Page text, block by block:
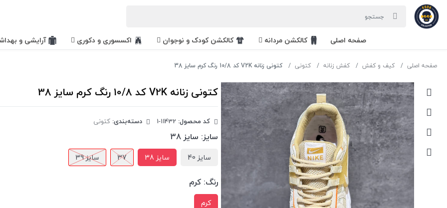
صفحه اصلی کالکشن مردانه کالکشن کودک و نوجوان اکسسوری و دکوری آرایشی و
صفحه اصلی کیف و کفش کفش زنانه کتونی کتونی زنانه V2K کد 10/8 رنگ کرم سایز 38
کتونی زنانه V2K کد 10/8 رنگ کرم سایز 38
کد محصول: دسته‌بندی: کتونی
سایز: سایز 38
سایز 40 سایز 38 37 سایز 39
رنگ: کرم
کرم